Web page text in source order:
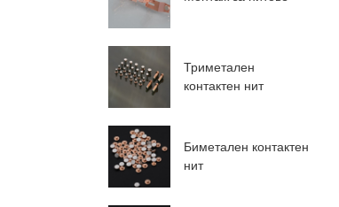
Триметален
контактен нит
Биметален контактен
нит